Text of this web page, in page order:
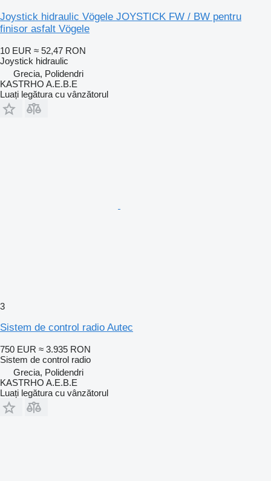
Joystick hidraulic Vögele JOYSTICK FW / BW pentru
finisor asfalt Vögele
10 EUR ≈ 52,47 RON
Joystick hidraulic
Grecia, Polidendri
KASTRHO A.E.B.E
Luați legătura cu vânzătorul
3
Sistem de control radio Autec
750 EUR ≈ 3.935 RON
Sistem de control radio
Grecia, Polidendri
KASTRHO A.E.B.E
Luați legătura cu vânzătorul